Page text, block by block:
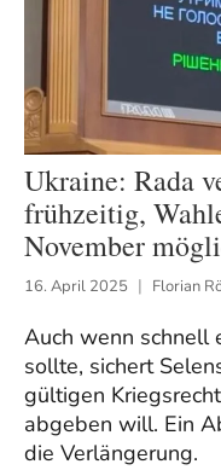
Ukraine: Rada
frühzeitig,
November
16. April 2025 Florian
Auch wenn schnell
sollte, sichert
gültigen
abgeben will. Ein
die Verlängerung.